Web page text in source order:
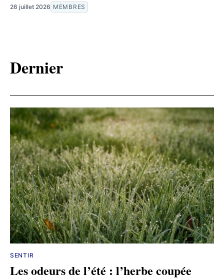
26 juillet 2026 MEMBRES
Dernier
SENTIR
Les odeurs de l’été : l’herbe coupée